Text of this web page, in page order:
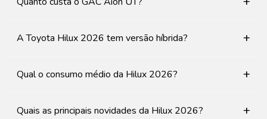
A Toyota Hilux 2026 tem versão híbrida? +
Qual o consumo médio da Hilux 2026? +
Quais as principais novidades da Hilux 2026? +